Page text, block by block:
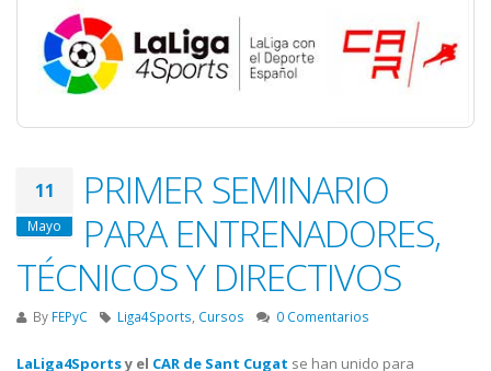
11
Mayo
PRIMER SEMINARIO
PARA ENTRENADORES,
TÉCNICOS Y DIRECTIVOS
By FEPyC Liga4Sports Cursos 0 Comentarios
LaLiga4Sportsy el CAR de Sant Cugat se han unido para